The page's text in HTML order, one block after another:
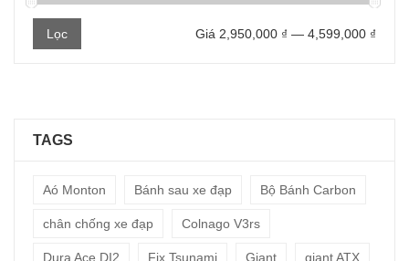
Giá
Giá
Lọc Giá 2,950,000 ₫ — 4,599,000 ₫
TAGS
Aó Monton Bánh sau xe đạp Bộ Bánh Carbon
chân chống xe đạp Colnago V3rs
Dura Ace DI2 Fix Tsunami Giant giant ATX